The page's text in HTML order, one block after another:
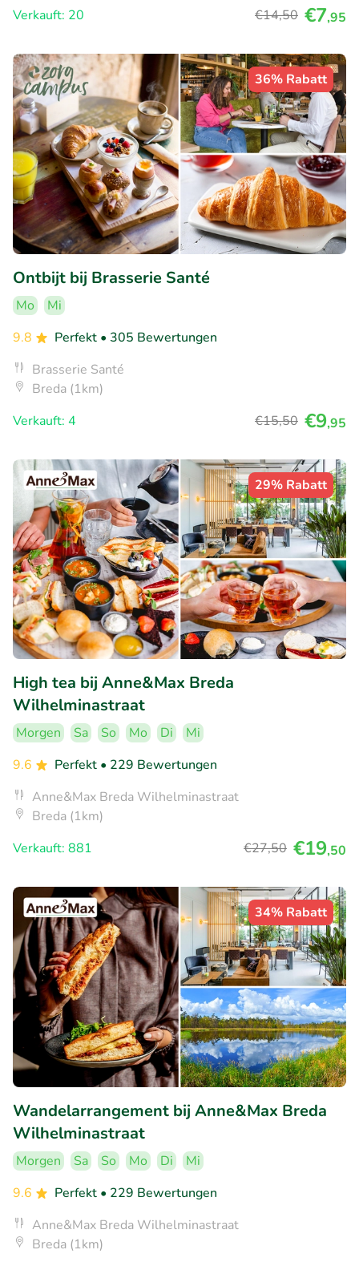
Verkauft: 20
€14,50 €7,95
36% Rabatt
Ontbijt bij Brasserie Santé
Mo
Mi
9.8
Perfekt • 305 Bewertungen
Brasserie Santé
Breda (1km)
Verkauft: 4
€15,50 €9,95
29% Rabatt
High tea bij Anne&Max Breda
Wilhelminastraat
Morgen Sa So Mo Di
Mi
9.6
Perfekt • 229 Bewertungen
Anne&Max Breda Wilhelminastraat
Breda (1km)
Verkauft: 881
€27,50 €19,50
34% Rabatt
Wandelarrangement bij Anne&Max Breda
Wilhelminastraat
Morgen Sa So Mo Di
Mi
9.6
Perfekt • 229 Bewertungen
Anne&Max Breda Wilhelminastraat
Breda (1km)